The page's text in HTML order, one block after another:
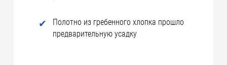
Полотно из гребенного хлопка прошло
предварительную усадку